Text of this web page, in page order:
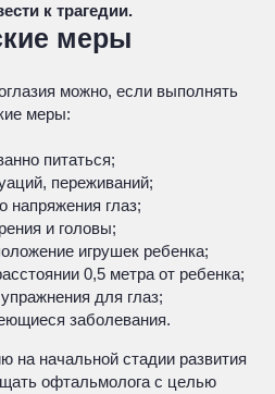
к трагедии.
меры
можно, если выполнять
меры:
питаться;
переживаний;
напряжения глаз;
и головы;
игрушек ребенка;
0,5 метра от ребенка;
для глаз;
заболевания.
на начальной стадии развития
офтальмолога с целью